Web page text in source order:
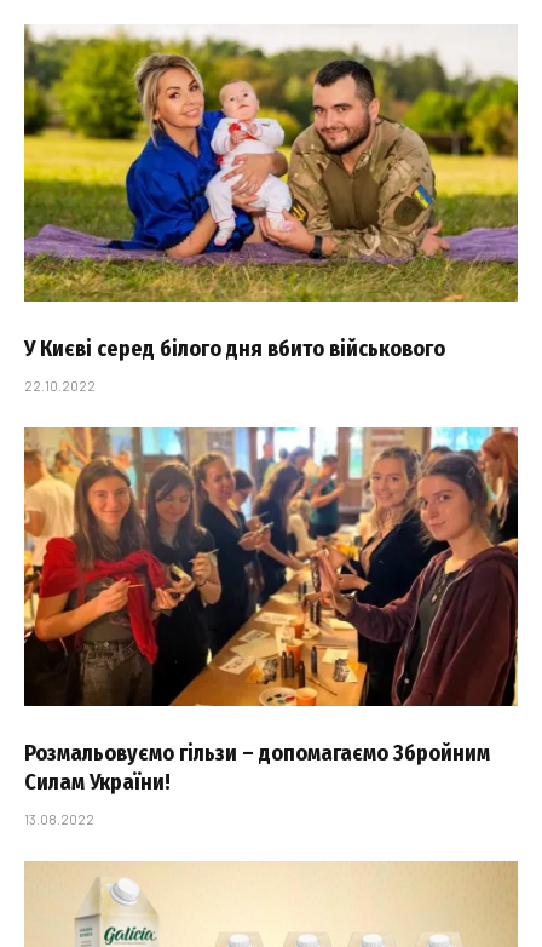
У Києві серед білого дня вбито військового
22.10.2022
Розмальовуємо гільзи – допомагаємо Збройним
Силам України!
13.08.2022